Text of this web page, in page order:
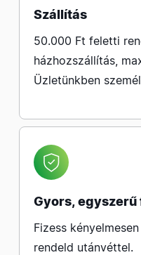
Szállítás
50.000 Ft feletti
házhozszállítás,
Üzletünkben
Gyors, egyszerű
Fizess
rendeld utánvéttel.